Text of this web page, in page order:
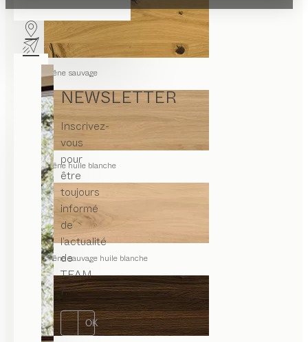
NEWSLETTER
Inscrivez-
vous
pour
être
toujours
informé
de
l’actualité
de
TEAM
7.
OK
chêne sauvage
chêne huile blanche
chêne sauvage huile blanche